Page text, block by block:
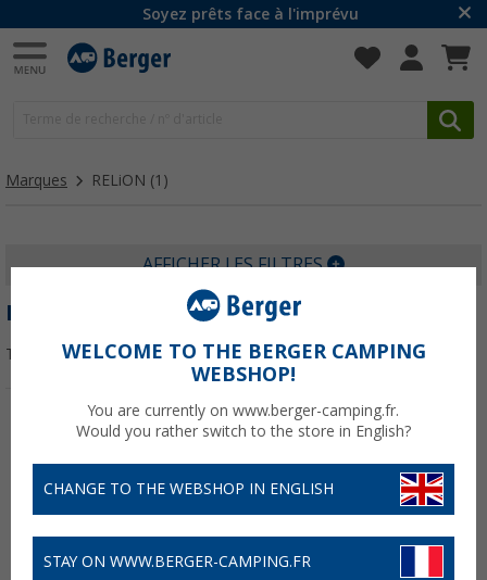
Soyez prêts face à l'imprévu
Marques RELiON (1)
AFFICHER LES FILTRES
RELION
Trier par :WELCOME TO THE BERGER CAMPING
WEBSHOP!
You are currently on www.berger-camping.fr.
Would you rather switch to the store in English?
CHANGE TO THE WEBSHOP IN ENGLISH
STAY ON WWW.BERGER-CAMPING.FR